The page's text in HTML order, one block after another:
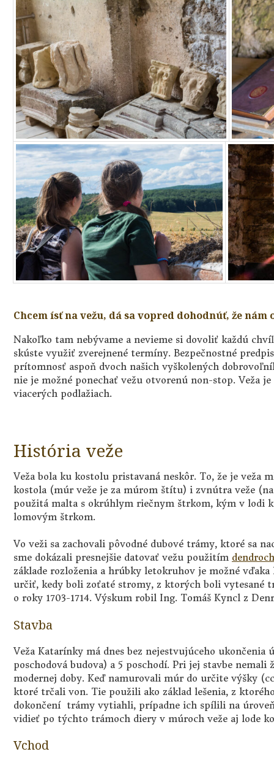
Chcem ísť na vežu, dá sa vopred dohodnúť, že nám
Nakoľko tam nebývame a nevieme si dovoliť každú
skúste využiť zverejnené termíny. Bezpečnostné
prítomnosť aspoň dvoch našich vyškolených
nie je možné ponechať vežu otvorenú non-stop. Veža
viacerých podlažiach.
História veže
Veža bola ku kostolu pristavaná neskôr. To, že je veža
kostola (múr veže je za múrom štítu) i zvnútra veže (na
použitá malta s okrúhlym riečnym štrkom, kým v lodi
lomovým štrkom.
Vo veži sa zachovali pôvodné dubové trámy, ktoré sa
sme dokázali presnejšie datovať vežu použitím
základe rozloženia a hrúbky letokruhov je možné
určiť, kedy boli zoťaté stromy, z ktorých boli vytesané
o roky 1703-1714. Výskum robil Ing. Tomáš Kyncl z
Stavba
Veža Katarínky má dnes bez nejestvujúceho
poschodová budova) a 5 poschodí. Pri jej stavbe
modernej doby. Keď namurovali múr do určite výšky
ktoré trčali von. Tie použili ako základ lešenia, z
dokončení trámy vytiahli, prípadne ich spílili na
vidieť po týchto trámoch diery v múroch veže aj lode
Vchod